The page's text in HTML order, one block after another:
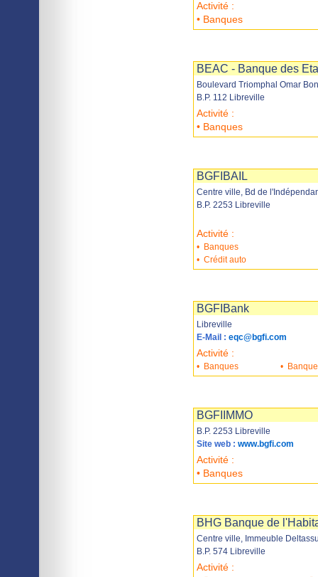
Activité :
• Banques
BEAC - Banque des
Boulevard Triomphal Omar
B.P. 112 Libreville
Activité :
• Banques
BGFIBAIL
Centre ville, Bd de
B.P. 2253 Libreville
Activité :
• Banques
• Crédit auto
BGFIBank
Libreville
E-Mail : eqc@bgfi.com
Activité :
• Banques •
BGFIIMMO
B.P. 2253 Libreville
Site web : www.bgfi.com
Activité :
• Banques
BHG Banque de
Centre ville, Immeuble
B.P. 574 Libreville
Activité :